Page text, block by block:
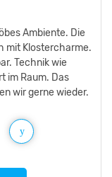
Ambiente. Die
mit Klostercharme.
Technik wie
im Raum. Das
wir gerne wieder.